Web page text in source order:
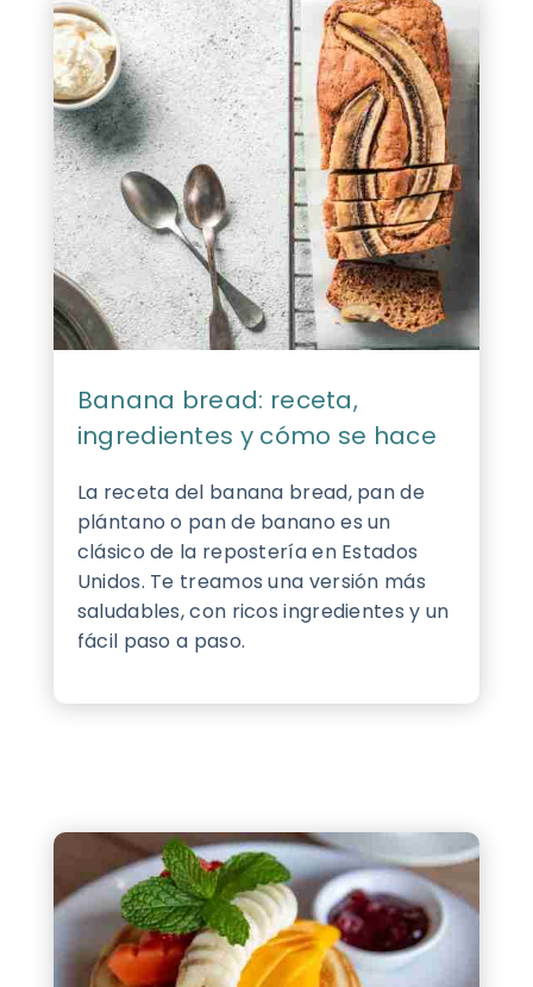
Banana bread: receta,
ingredientes y cómo se hace
La receta del banana bread, pan de
plántano o pan de banano es un
clásico de la repostería en Estados
Unidos. Te treamos una versión más
saludables, con ricos ingredientes y un
fácil paso a paso.